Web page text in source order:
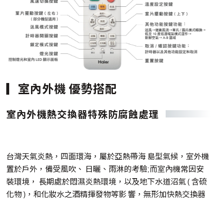
室內外機 優勢搭配
室內外機熱交換器特殊防腐蝕處理
台灣天氣炎熱，四面環海，屬於亞熱帶海 島型氣候，室外機
置於戶外，備受風吹、 日曬、雨淋的考驗;而室內機常因安
裝環境， 長期處於悶濕炎熱環境，以及地下水道沼氣 ( 含硫
化物 )，和化妝水之酒精揮發物等影 響，無形加快熱交換器